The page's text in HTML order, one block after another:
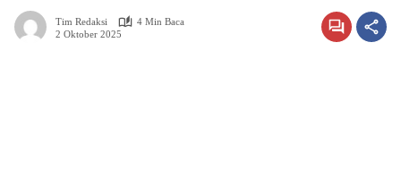
Tim Redaksi
4 Min Baca
2 Oktober 2025